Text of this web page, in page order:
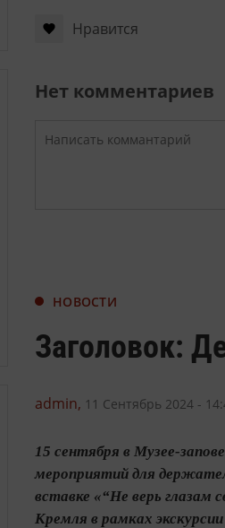
Нравится
Нет комментариев
НОВОСТИ
Заголовок:
admin, 11 Сентябрь 2024 -
15 сентября в Музее-
мероприятий для
вставке «“Не верь
Кремля в рамках